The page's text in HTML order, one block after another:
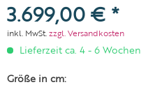
3.699,00 € *
inkl. MwSt. zzgl. Versandkosten
Lieferzeit ca. 4 - 6 Wochen
Größe in cm: